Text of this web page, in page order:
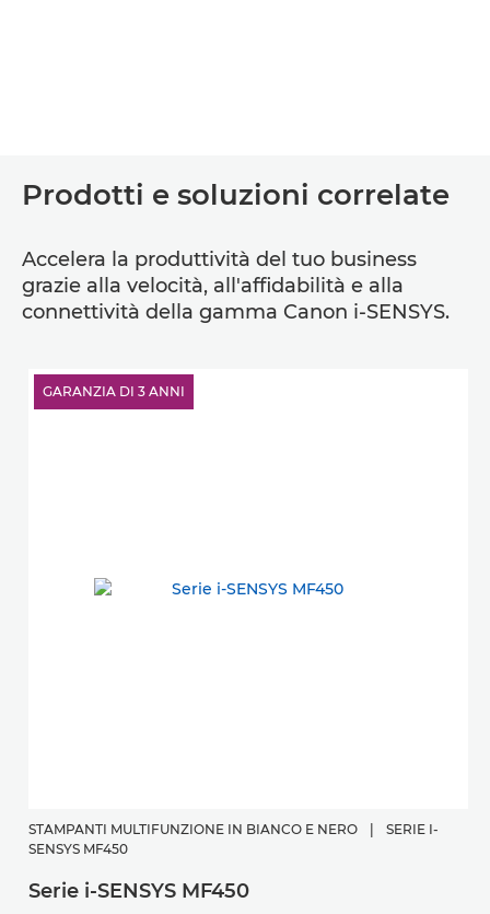
Prodotti e soluzioni correlate
Accelera la produttività del tuo business
grazie alla velocità, all'affidabilità e alla
connettività della gamma Canon i-SENSYS.
GARANZIA DI 3 ANNI
STAMPANTI MULTIFUNZIONE IN BIANCO E NERO
SERIE I-
SENSYS MF450
Serie i-SENSYS MF450